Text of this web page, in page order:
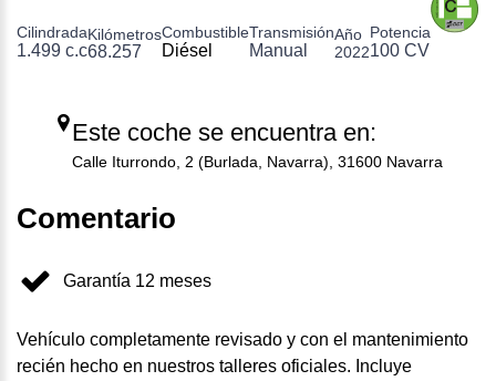
Cilindrada
1.499 c.c
Kilómetros
68.257
Combustible
Diésel
Transmisión
Manual
Año
2022
Potencia
100 CV
Este coche se encuentra en:
Calle Iturrondo, 2 (Burlada, Navarra), 31600 Navarra
Comentario
Garantía 12 meses
Vehículo completamente revisado y con el mantenimiento
recién hecho en nuestros talleres oficiales. Incluye